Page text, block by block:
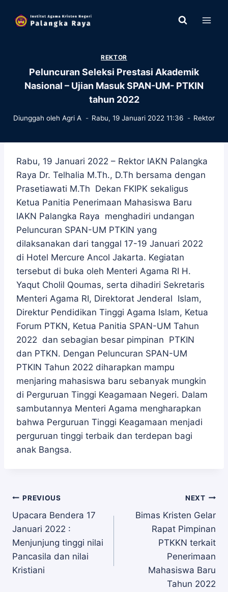
REKTOR
Peluncuran Seleksi Prestasi Akademik
Nasional – Ujian Masuk SPAN-UM- PTKIN
tahun 2022
Diunggah oleh Agri A Rabu, 19 Januari 2022 11:36 Rektor
Rabu, 19 Januari 2022 – Rektor IAKN Palangka
Raya Dr. Telhalia M.Th., D.Th bersama dengan
Prasetiawati M.Th Dekan FKIPK sekaligus
Ketua Panitia Penerimaan Mahasiswa Baru
IAKN Palangka Raya menghadiri undangan
Peluncuran SPAN-UM PTKIN yang
dilaksanakan dari tanggal 17-19 Januari 2022
di Hotel Mercure Ancol Jakarta. Kegiatan
tersebut di buka oleh Menteri Agama RI H.
Yaqut Cholil Qoumas, serta dihadiri Sekretaris
Menteri Agama RI, Direktorat Jenderal Islam,
Direktur Pendidikan Tinggi Agama Islam, Ketua
Forum PTKN, Ketua Panitia SPAN-UM Tahun
2022 dan sebagian besar pimpinan PTKIN
dan PTKN. Dengan Peluncuran SPAN-UM
PTKIN Tahun 2022 diharapkan mampu
menjaring mahasiswa baru sebanyak mungkin
di Perguruan Tinggi Keagamaan Negeri. Dalam
sambutannya Menteri Agama mengharapkan
bahwa Perguruan Tinggi Keagamaan menjadi
perguruan tinggi terbaik dan terdepan bagi
anak Bangsa.
Navigasi
pos
PREVIOUS
Upacara Bendera 17
Januari 2022 :
Menjunjung tinggi nilai
Pancasila dan nilai
Kristiani
NEXT
Bimas Kristen Gelar
Rapat Pimpinan
PTKKN terkait
Penerimaan
Mahasiswa Baru
Tahun 2022